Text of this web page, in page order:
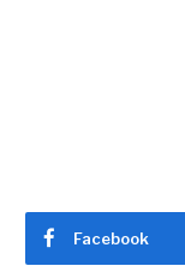
Facebook